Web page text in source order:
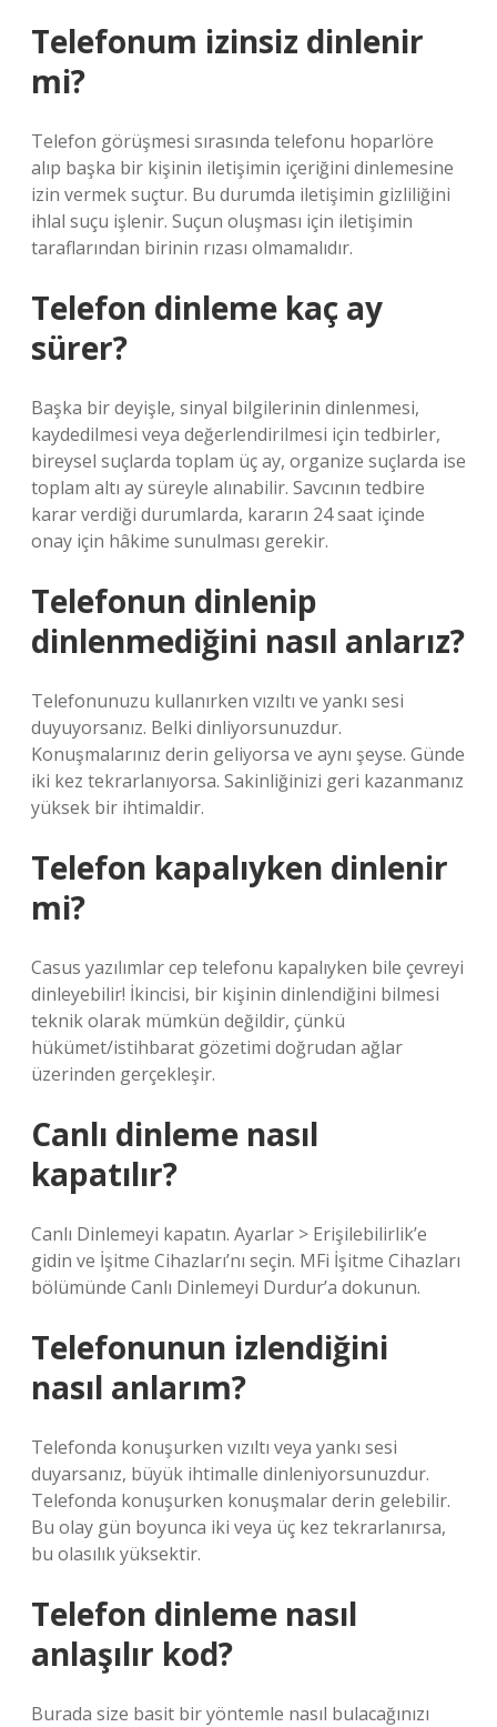
Telefonum izinsiz dinlenir
mi?
Telefon görüşmesi sırasında telefonu hoparlöre
alıp başka bir kişinin iletişimin içeriğini dinlemesine
izin vermek suçtur. Bu durumda iletişimin gizliliğini
ihlal suçu işlenir. Suçun oluşması için iletişimin
taraflarından birinin rızası olmamalıdır.
Telefon dinleme kaç ay
sürer?
Başka bir deyişle, sinyal bilgilerinin dinlenmesi,
kaydedilmesi veya değerlendirilmesi için tedbirler,
bireysel suçlarda toplam üç ay, organize suçlarda ise
toplam altı ay süreyle alınabilir. Savcının tedbire
karar verdiği durumlarda, kararın 24 saat içinde
onay için hâkime sunulması gerekir.
Telefonun dinlenip
dinlenmediğini nasıl anlarız?
Telefonunuzu kullanırken vızıltı ve yankı sesi
duyuyorsanız. Belki dinliyorsunuzdur.
Konuşmalarınız derin geliyorsa ve aynı şeyse. Günde
iki kez tekrarlanıyorsa. Sakinliğinizi geri kazanmanız
yüksek bir ihtimaldir.
Telefon kapalıyken dinlenir
mi?
Casus yazılımlar cep telefonu kapalıyken bile çevreyi
dinleyebilir! İkincisi, bir kişinin dinlendiğini bilmesi
teknik olarak mümkün değildir, çünkü
hükümet/istihbarat gözetimi doğrudan ağlar
üzerinden gerçekleşir.
Canlı dinleme nasıl
kapatılır?
Canlı Dinlemeyi kapatın. Ayarlar > Erişilebilirlik’e
gidin ve İşitme Cihazları’nı seçin. MFi İşitme Cihazları
bölümünde Canlı Dinlemeyi Durdur’a dokunun.
Telefonunun izlendiğini
nasıl anlarım?
Telefonda konuşurken vızıltı veya yankı sesi
duyarsanız, büyük ihtimalle dinleniyorsunuzdur.
Telefonda konuşurken konuşmalar derin gelebilir.
Bu olay gün boyunca iki veya üç kez tekrarlanırsa,
bu olasılık yüksektir.
Telefon dinleme nasıl
anlaşılır kod?
Burada size basit bir yöntemle nasıl bulacağınızı